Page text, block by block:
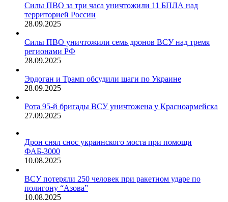
Силы ПВО за три часа уничтожили 11 БПЛА над
территорией России
28.09.2025
Силы ПВО уничтожили семь дронов ВСУ над тремя
регионами РФ
28.09.2025
Эрдоган и Трамп обсудили шаги по Украине
28.09.2025
Рота 95-й бригады ВСУ уничтожена у Красноармейска
27.09.2025
Дрон снял снос украинского моста при помощи
ФАБ-3000
10.08.2025
ВСУ потеряли 250 человек при ракетном ударе по
полигону “Азова”
10.08.2025